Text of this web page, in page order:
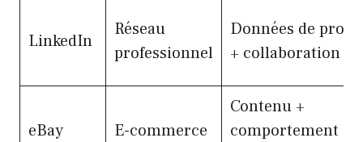
LinkedIn
Réseau
professionnel
Données de profil
+ collaboration
eBay E-commerce
Contenu +
comportement